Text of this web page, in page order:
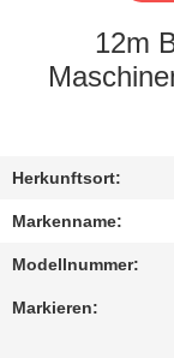
FABRIK-
TRETEN
SIE
12m
Herkunftsort:
Markenname:
Modellnummer:
Markieren: